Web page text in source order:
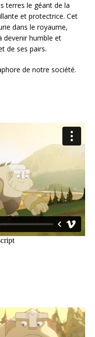
terres le géant de la
et protectrice. Cet
dans le royaume,
devenir humble et
de ses pairs.
de notre société.